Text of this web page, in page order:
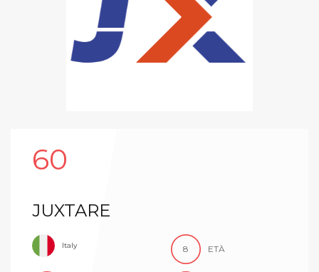
60
JUXTARE
Italy 8 ETÀ